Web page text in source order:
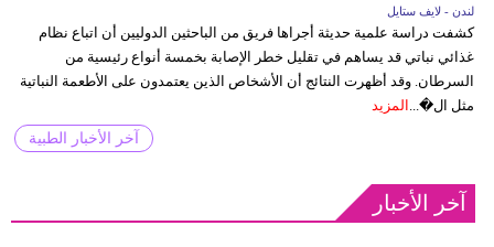
لندن - لايف ستايل
كشفت دراسة علمية حديثة أجراها فريق من الباحثين الدوليين أن اتباع نظام
غذائي نباتي قد يساهم في تقليل خطر الإصابة بخمسة أنواع رئيسية من
السرطان. وقد أظهرت النتائج أن الأشخاص الذين يعتمدون على الأطعمة النباتية
مثل ال�...
المزيد
آخر الأخبار الطبية
آخر الأخبار